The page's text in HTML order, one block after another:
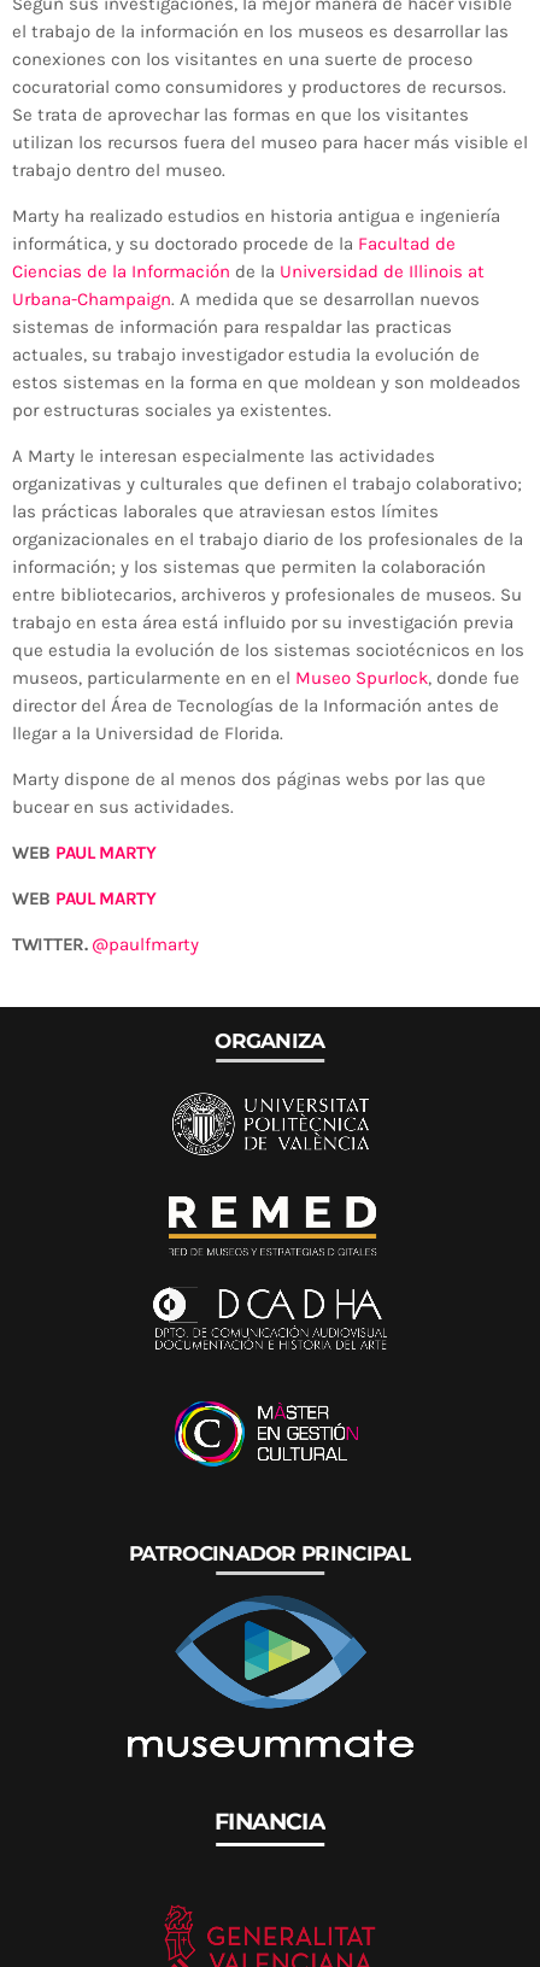
el trabajo de la información en los museos es desarrollar las
conexiones con los visitantes en una suerte de proceso
cocuratorial como consumidores y productores de recursos.
Se trata de aprovechar las formas en que los visitantes
utilizan los recursos fuera del museo para hacer más visible el
trabajo dentro del museo.
Marty ha realizado estudios en historia antigua e ingeniería
informática, y su doctorado procede de la Facultad de
Ciencias de la Información de la Universidad de Illinois at
Urbana-Champaign. A medida que se desarrollan nuevos
sistemas de información para respaldar las practicas
actuales, su trabajo investigador estudia la evolución de
estos sistemas en la forma en que moldean y son moldeados
por estructuras sociales ya existentes.
A Marty le interesan especialmente las actividades
organizativas y culturales que definen el trabajo colaborativo;
las prácticas laborales que atraviesan estos límites
organizacionales en el trabajo diario de los profesionales de la
información; y los sistemas que permiten la colaboración
entre bibliotecarios, archiveros y profesionales de museos. Su
trabajo en esta área está influido por su investigación previa
que estudia la evolución de los sistemas sociotécnicos en los
museos, particularmente en en el Museo Spurlock, donde fue
director del Área de Tecnologías de la Información antes de
llegar a la Universidad de Florida.
Marty dispone de al menos dos páginas webs por las que
bucear en sus actividades.
WEB PAUL MARTY
WEB PAUL MARTY
TWITTER. @paulfmarty
ORGANIZA
PATROCINADOR PRINCIPAL
FINANCIA